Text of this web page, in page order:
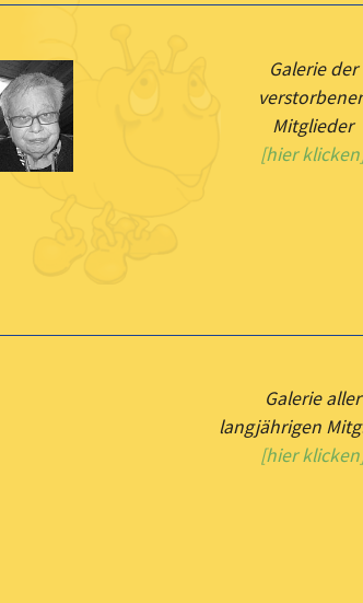
Galerie der
Mitglieder
[hier
Galerie aller
langjährigen
[hier